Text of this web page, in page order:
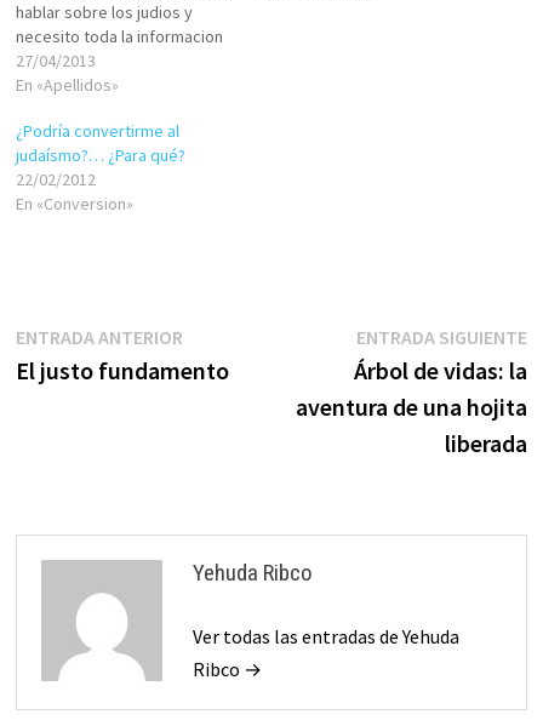
hablar sobre los judios y
necesito toda la informacion
posible! gracias! Me pides
que te conteste de hoy para
más de tres mil años de
existencia y todavía hay…
27/04/2013
En «Apellidos»
¿Podría convertirme al
judaísmo?… ¿Para qué?
22/02/2012
En «Conversion»
Navegación
de
ENTRADA ANTERIOREntrada
anterior:
El justo fundamento
ENTRADA SIGUIENTE
Árbol de vidas: la
aventura de una hojita
liberada
Yehuda Ribco
Ver todas las entradas de Yehuda
Ribco →